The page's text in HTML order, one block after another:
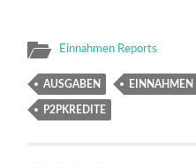
Einnahmen Reports
AUSGABEN EINNAHMEN
P2PKREDITE